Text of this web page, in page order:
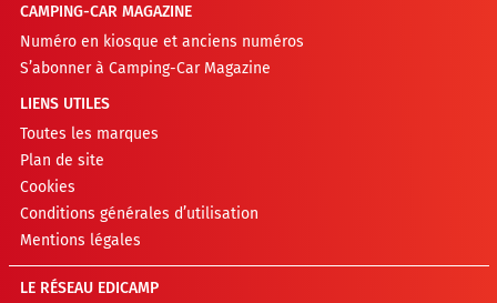
CAMPING-CAR MAGAZINE
Numéro en kiosque et anciens numéros
S’abonner à Camping-Car Magazine
LIENS UTILES
Toutes les marques
Plan de site
Cookies
Conditions générales d’utilisation
Mentions légales
LE RÉSEAU EDICAMP